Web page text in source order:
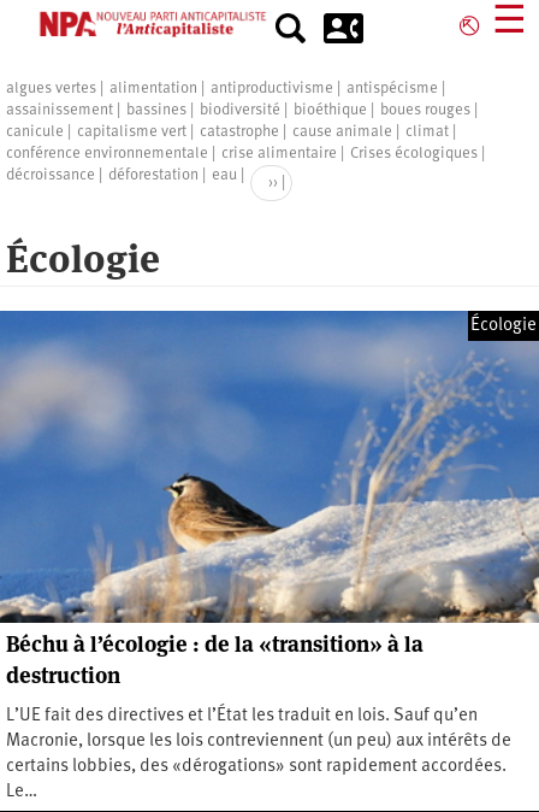
principal
⎋ ☰
algues vertes alimentation antiproductivisme
antispécisme
assainissement
bassines biodiversité bioéthique
boues rouges
canicule
capitalisme vert catastrophe cause animale
climat
conférence environnementale
crise alimentaire
Crises écologiques
décroissance
déforestation eau
Pagination
Page
suivante
››
Écologie
Écologie
Béchu à l’écologie : de la «transition» à la
destruction
L’UE fait des directives et l’État les traduit en lois. Sauf qu’en
Macronie, lorsque les lois contreviennent (un peu) aux intérêts de
certains lobbies, des «dérogations» sont rapidement accordées.
Le…